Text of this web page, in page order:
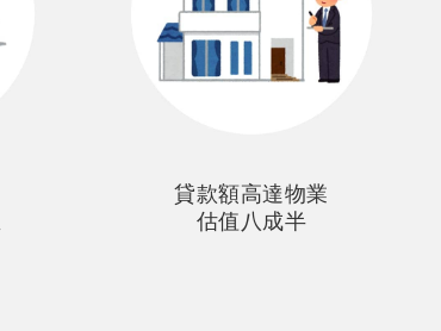
貸款額高達物業
估值八成半